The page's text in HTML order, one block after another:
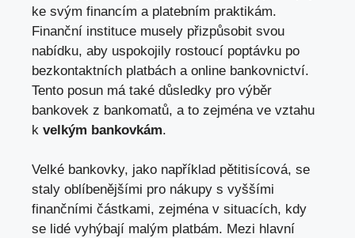
ke svým financím a platebním praktikám.
Finanční instituce musely přizpůsobit svou
nabídku, aby uspokojily rostoucí poptávku po
bezkontaktních platbách a online bankovnictví.
Tento posun má také důsledky pro výběr
bankovek z bankomatů, a to zejména ve vztahu
k velkým bankovkám.
Velké bankovky, jako například pětitisícová, se
staly oblíbenějšími pro nákupy s vyššími
finančními částkami, zejména v situacích, kdy
se lidé vyhýbají malým platbám. Mezi hlavní